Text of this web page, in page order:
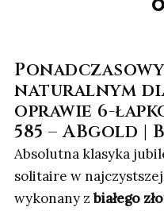
naturalnym
oprawie 6-
585 – ABgold |
Absolutna klasyka
solitaire w
wykonany zbiałego